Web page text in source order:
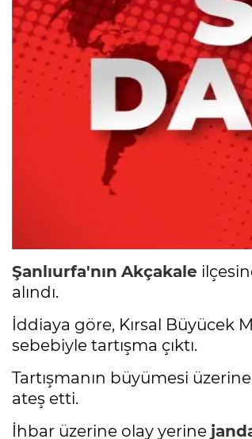
Şanlıurfa'nın Akçakale
alındı.
İddiaya göre, Kırsal Büyücek
sebebiyle tartışma çıktı.
Tartışmanın büyümesi
ateş etti.
İhbar üzerine olay yerine